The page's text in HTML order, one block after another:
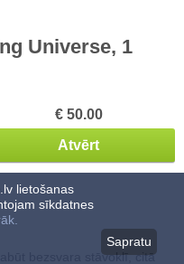
Universe, 1
€ 50.00
Atvērt
bezsvara stāvoklī, citā
lietošanas
sīkdatnes
Sapratu